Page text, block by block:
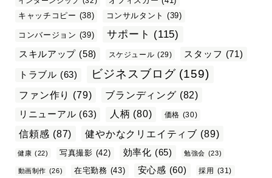
キャッチコピー (38) コンサルタント (39)
コンバージョン (39) サポート (115)
スキルアップ (58) スケジュール (29) スタッフ (71)
トラブル (63) ビジネスブログ (159)
ファン作り (79) ブランディング (82)
リニューアル (63) 人柄 (80) 価格 (30)
信頼感 (87) 健やかなクリエイティブ (89)
健康 (22) 写真撮影 (42) 効率化 (65) 勉強会 (23)
動画制作 (26) 在宅勤務 (43) 安心感 (60) 採用 (31)